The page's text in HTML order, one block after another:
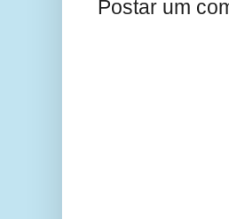
Postar um